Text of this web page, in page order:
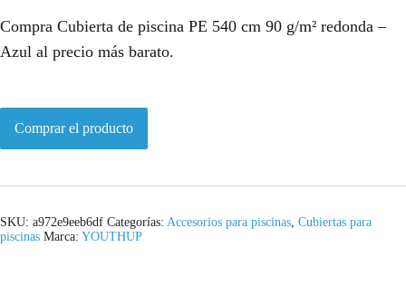
Compra Cubierta de piscina PE 540 cm 90 g/m² redonda –
Azul al precio más barato.
Comprar el producto
SKU: a972e9eeb6df Categorías: Accesorios para piscinas, Cubiertas para
piscinas Marca: YOUTHUP